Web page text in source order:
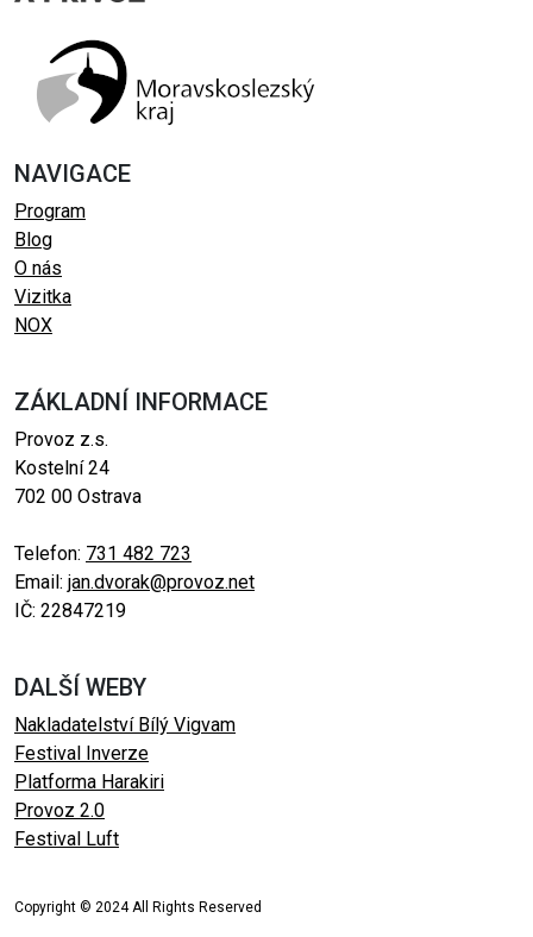
NAVIGACE
Program
Blog
O nás
Vizitka
NOX
ZÁKLADNÍ INFORMACE
Provoz z.s.
Kostelní 24
702 00 Ostrava
Telefon: 731 482 723
Email: jan.dvorak@provoz.net
IČ: 22847219
DALŠÍ WEBY
Nakladatelství Bílý Vigvam
Festival Inverze
Platforma Harakiri
Provoz 2.0
Festival Luft
Copyright © 2024 All Rights Reserved